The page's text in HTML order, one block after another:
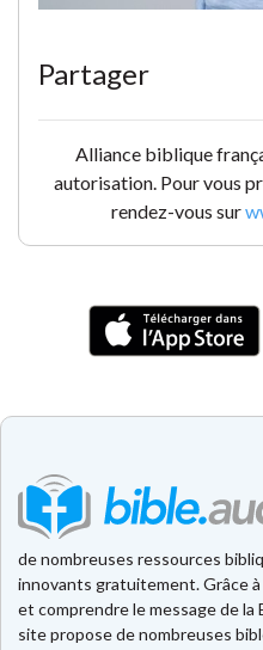
Partager
Alliance biblique
autorisation. Pour vous
rendez-vous sur
de nombreuses ressources
innovants gratuitement. Grâce
et comprendre le message de la
site propose de nombreuses